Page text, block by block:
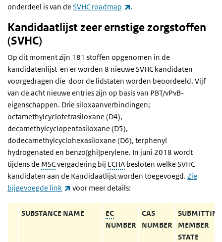
onderdeel is van de SVHC roadmap (externe link)
.
Kandidaatlijst zeer ernstige zorgstoffen
(SVHC)
Op dit moment zijn 181 stoffen opgenomen in de
kandidatenlijst en er worden 8 nieuwe SVHC kandidaten
voorgedragen die door de lidstaten worden beoordeeld. Vijf
van de acht nieuwe entries zijn op basis van PBT/vPvB-
eigenschappen. Drie siloxaanverbindingen;
octamethylcyclotetrasiloxane (D4),
decamethylcyclopentasiloxane (D5),
dodecamethylcyclohexasiloxane (D6), terphenyl
hydrogenated en benzo[ghi]perylene. In juni 2018 wordt
tijdens de MSCvergadering bij ECHA besloten welke SVHC
kandidaten aan de Kandidaatlijst worden toegevoegd. Zie
bijgevoegde link
(externe link)
voor meer details:
SUBSTANCE NAME
EC
NUMBER
CAS
NUMBER
SUBMITTING
MEMBER
STATE